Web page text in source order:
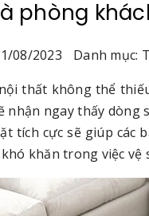
phòng
08/2023
Danh mục:
thất không thể
ngay thấy dòng
tích cực sẽ giúp các
khăn trong việc